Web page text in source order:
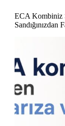
ECA Kombiniz
Sandığınızdan